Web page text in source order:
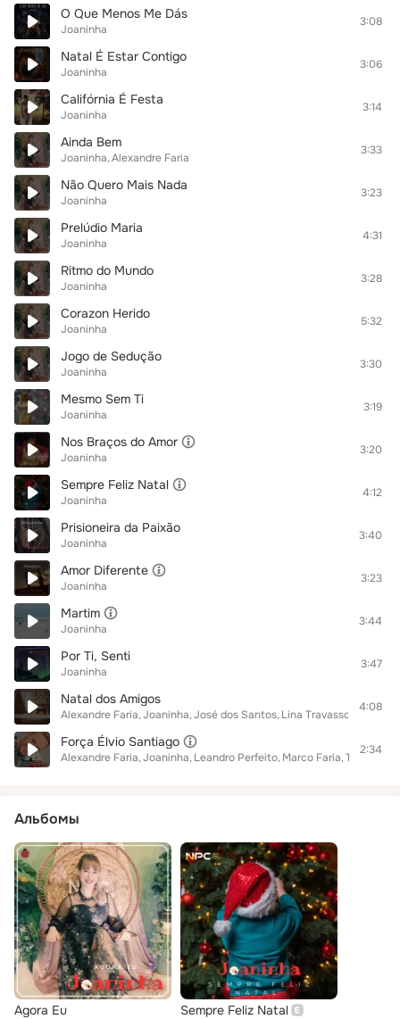
O Que Menos Me Dás
Joaninha
3:08
Natal É Estar Contigo
Joaninha
3:06
Califórnia É Festa
Joaninha
3:14
Ainda Bem
Joaninha Alexandre Faria
3:33
Não Quero Mais Nada
Joaninha
3:23
Prelúdio Maria
Joaninha
4:31
Ritmo do Mundo
Joaninha
3:28
Corazon Herido
Joaninha
5:32
Jogo de Sedução
Joaninha
3:30
Mesmo Sem Ti
Joaninha
3:19
Nos Braços do Amor
Joaninha
3:20
Sempre Feliz Natal
Joaninha
4:12
Prisioneira da Paixão
Joaninha
3:40
Amor Diferente
Joaninha
3:23
Martim
Joaninha
3:44
Por Ti, Senti
Joaninha
3:47
Natal dos Amigos
Alexandre Faria Joaninha José dos Santos Lina Travassos Maria
4:08
Força Élvio Santiago
Alexandre Faria Joaninha Leandro Perfeito Marco Faria Tatiana
2:34
Альбомы
Agora Eu Sempre Feliz Natal